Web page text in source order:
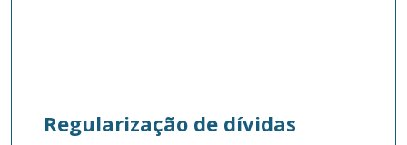
Regularização de dívidas